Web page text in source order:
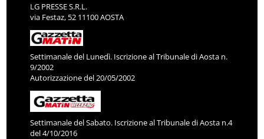
LG PRESSE S.R.L.
via Festaz, 52 11100 AOSTA
Settimanale del Lunedì. Iscrizione al Tribunale di Aosta n.
9/2002
Autorizzazione del 20/05/2002
Settimanale del Sabato. Iscrizione al Tribunale di Aosta n.4
del 4/10/2016